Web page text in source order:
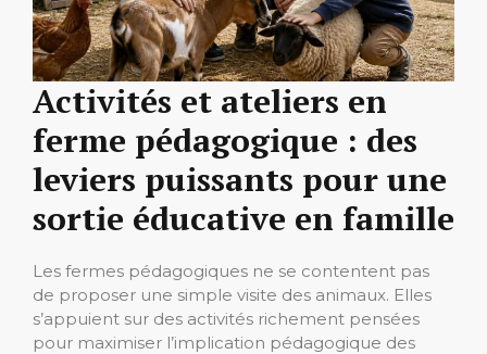
Activités et ateliers en
ferme pédagogique : des
leviers puissants pour une
sortie éducative en famille
Les fermes pédagogiques ne se contentent pas
de proposer une simple visite des animaux. Elles
s’appuient sur des activités richement pensées
pour maximiser l’implication pédagogique des